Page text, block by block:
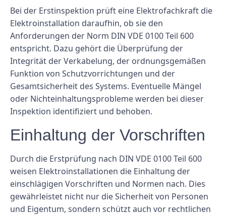
Bei der Erstinspektion prüft eine Elektrofachkraft die
Elektroinstallation daraufhin, ob sie den
Anforderungen der Norm DIN VDE 0100 Teil 600
entspricht. Dazu gehört die Überprüfung der
Integrität der Verkabelung, der ordnungsgemäßen
Funktion von Schutzvorrichtungen und der
Gesamtsicherheit des Systems. Eventuelle Mängel
oder Nichteinhaltungsprobleme werden bei dieser
Inspektion identifiziert und behoben.
Einhaltung der Vorschriften
Durch die Erstprüfung nach DIN VDE 0100 Teil 600
weisen Elektroinstallationen die Einhaltung der
einschlägigen Vorschriften und Normen nach. Dies
gewährleistet nicht nur die Sicherheit von Personen
und Eigentum, sondern schützt auch vor rechtlichen